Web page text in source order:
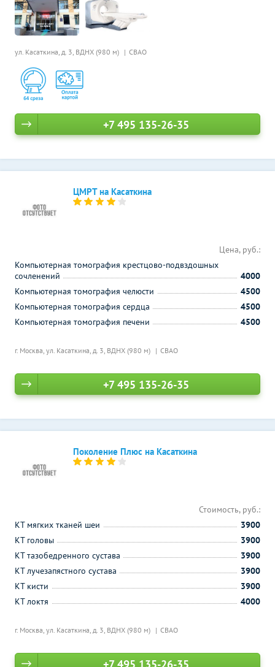
ул. Касаткина, д. 3, ВДНХ (980 м) СВАО
+7 495 135-26-35
ЦМРТ на Касаткина
г. Москва, ул. Касаткина, д. 3, ВДНХ (980 м) СВАО
Цена, руб.:
Компьютерная томография крестцово-подвздошных
сочленений
4000
Компьютерная томография челюсти
4500
Компьютерная томография сердца
4500
Компьютерная томография печени
4500
+7 495 135-26-35
Поколение Плюс на Касаткина
г. Москва, ул. Касаткина, д. 3, ВДНХ (980 м) СВАО
Стоимость, руб.:
КТ мягких тканей шеи
3900
КТ головы
3900
КТ тазобедренного сустава
3900
КТ лучезапястного сустава
3900
КТ кисти
3900
КТ локтя
4000